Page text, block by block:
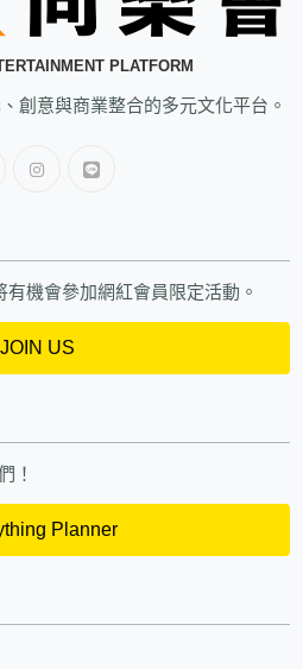
PLATFORM
創意與商業整合的多元文化平台。
機會參加網紅會員限定活動。
JOIN US
！
Planner